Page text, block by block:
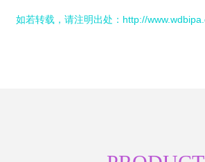
如若转载，请注明出处：http://